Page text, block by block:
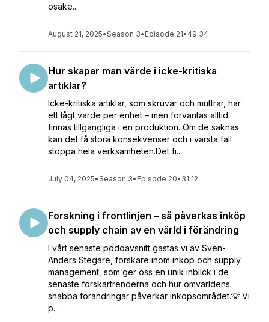
osäke...
August 21, 2025•Season 3• Episode 21• 49:34
Hur skapar man värde i icke-kritiska
artiklar?
Icke-kritiska artiklar, som skruvar och muttrar, har
ett lågt värde per enhet – men förväntas alltid
finnas tillgängliga i en produktion. Om de saknas
kan det få stora konsekvenser och i värsta fall
stoppa hela verksamheten.Det fi...
July 04, 2025•Season 3• Episode 20• 31:12
Forskning i frontlinjen – så påverkas inköp
och supply chain av en värld i förändring
I vårt senaste poddavsnitt gästas vi av Sven-
Anders Stegare, forskare inom inköp och supply
management, som ger oss en unik inblick i de
senaste forskartrenderna och hur omvärldens
snabba förändringar påverkar inköpsområdet.💡 Vi
p...